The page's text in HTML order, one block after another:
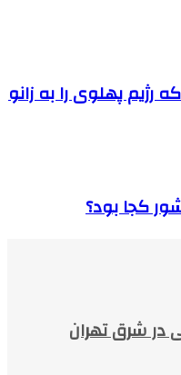
پهلوی را به زانو
کجا بود؟
در شرق تهران